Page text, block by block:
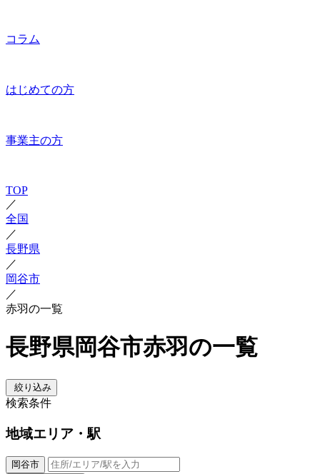
コラム
はじめての方
事業主の方
TOP
／
全国
／
長野県
／
岡谷市
／
赤羽の一覧
長野県岡谷市赤羽の一覧
絞り込み
検索条件
地域エリア・駅
岡谷市